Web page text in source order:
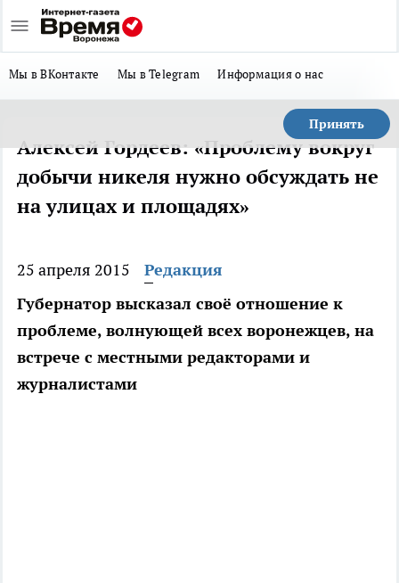
Мы в ВКонтакте Мы в Telegram Информация о нас
Принять
Алексей Гордеев: «Проблему вокруг
добычи никеля нужно обсуждать не
на улицах и площадях»
25 апреля 2015
Редакция
Губернатор высказал своё отношение к
проблеме, волнующей всех воронежцев, на
встрече с местными редакторами и
журналистами